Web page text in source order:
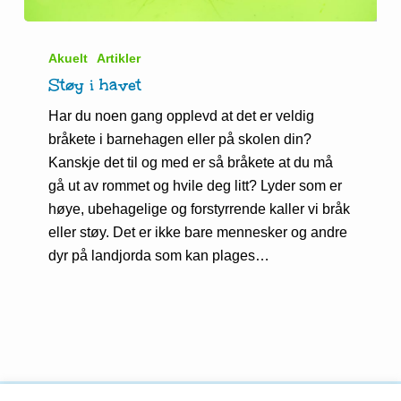
havet
Akuelt Artikler
Støy i havet
Har du noen gang opplevd at det er veldig
bråkete i barnehagen eller på skolen din?
Kanskje det til og med er så bråkete at du må
gå ut av rommet og hvile deg litt? Lyder som er
høye, ubehagelige og forstyrrende kaller vi bråk
eller støy. Det er ikke bare mennesker og andre
dyr på landjorda som kan plages…